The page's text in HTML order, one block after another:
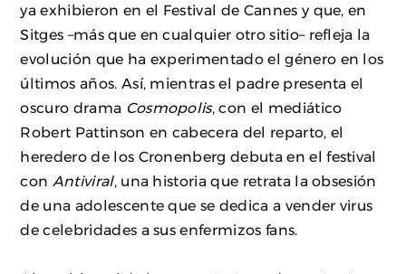
ya exhibieron en el Festival de Cannes y que, en
Sitges –más que en cualquier otro sitio– refleja la
evolución que ha experimentado el género en los
últimos años. Así, mientras el padre presenta el
oscuro drama Cosmopolis, con el mediático
Robert Pattinson en cabecera del reparto, el
heredero de los Cronenberg debuta en el festival
con Antiviral, una historia que retrata la obsesión
de una adolescente que se dedica a vender virus
de celebridades a sus enfermizos fans.